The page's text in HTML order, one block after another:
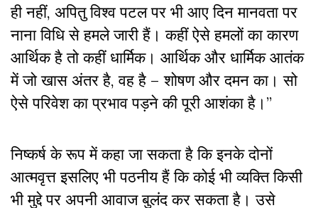
ही नहीं, अपितु विश्व पटल पर भी आए दिन मानवता पर
नाना विधि से हमले जारी हैं। कहीं ऐसे हमलों का कारण
आर्थिक है तो कहीं धार्मिक। आर्थिक और धार्मिक आतंक
में जो खास अंतर है,वह है – शोषण और दमन का। सो
ऐसे परिवेश का प्रभाव पड़ने की पूरी आशंका है। ”
निष्‍कर्ष के रूप में कहा जा सकता है कि इनके दोनों
आत्‍मवृत्त इसलिए भी पठनीय हैं कि कोई भी व्‍यक्ति किसी
भी मुद्दे पर अपनी आवाज बुलंद कर सकता है। उसे